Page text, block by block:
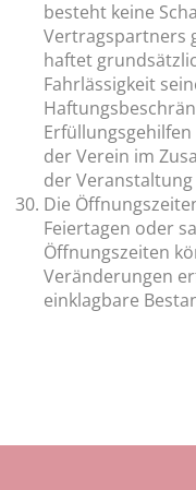
besteht keine
Vertragspartners
haftet
Fahrlässigkeit
der Verein im
der
Die
Feiertagen oder
Öffnungszeiten
Veränderungen
einklagbare